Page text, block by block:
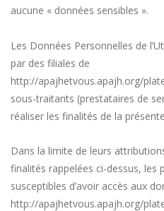
aucune « données sensibles ».
Les Données Personnelles de
par des filiales de
http://apajhetvous.apajh.org/
sous-traitants (prestataires de
réaliser les finalités de la
Dans la limite de leurs
finalités rappelées ci-dessus, les
susceptibles d’avoir accès aux
http://apajhetvous.apajh.org/